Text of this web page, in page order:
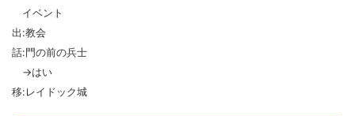
イベント
出:教会
話:門の前の兵士
→はい
移:レイドック城